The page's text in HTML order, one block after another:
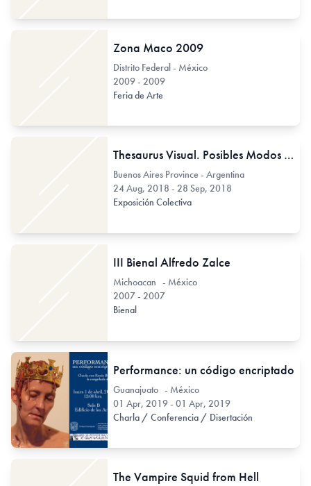
Zona Maco 2009
Distrito Federal - México
2009 - 2009
Feria de Arte
Thesaurus Visual. Posibles Modos del Intervalo
Buenos Aires Province - Argentina
24 Aug, 2018 - 28 Sep, 2018
Exposición Colectiva
III Bienal Alfredo Zalce
Michoacan - México
2007 - 2007
Bienal
Performance: un código encriptado
Guanajuato - México
01 Apr, 2019 - 01 Apr, 2019
Charla / Conferencia / Disertación
The Vampire Squid from Hell